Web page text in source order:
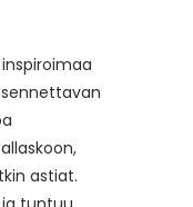
astiat.